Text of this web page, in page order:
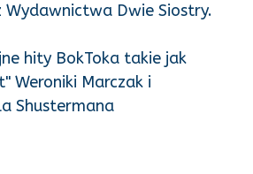
Wydawnictwa Dwie Siostry.
hity BokToka takie jak
Weroniki Marczak i
Shustermana